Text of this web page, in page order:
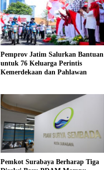
Pemprov Jatim Salurkan Bantuan
untuk 76 Keluarga Perintis
Kemerdekaan dan Pahlawan
Pemkot Surabaya Berharap Tiga